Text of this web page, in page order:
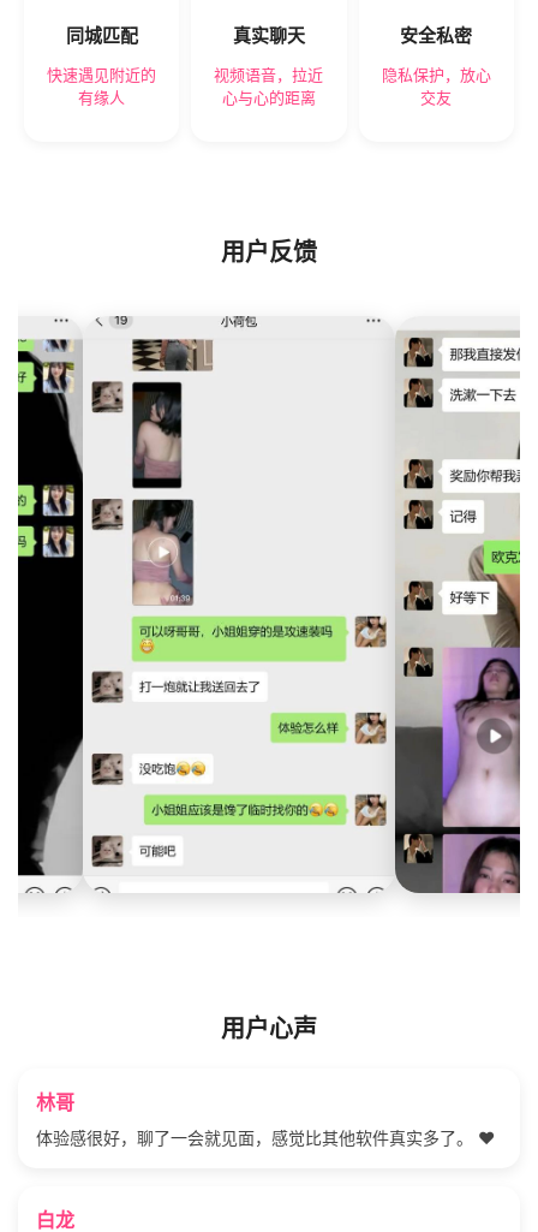
同城匹配
快速遇见附近的
有缘人
真实聊天
视频语音，拉近
心与心的距离
安全私密
隐私保护，放心
交友
用户反馈
用户心声
林哥
体验感很好，聊了一会就见面，感觉比其他软件真实多了。 ❤️
白龙